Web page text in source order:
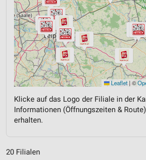
Leaflet|©
Klicke auf das Logo der Filiale in der
Informationen (Öffnungszeiten &
erhalten.
20 Filialen